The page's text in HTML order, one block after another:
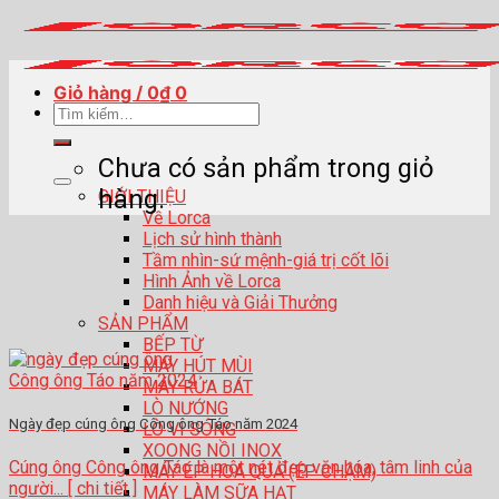
content
Tìm
kiếm:
GIỚI THIỆU
Về Lorca
Lịch sử hình thành
Tầm nhìn-sứ mệnh-giá trị cốt lõi
Hình Ảnh về Lorca
Danh hiệu và Giải Thưởng
SẢN PHẨM
BẾP TỪ
MÁY HÚT MÙI
MÁY RỬA BÁT
LÒ NƯỚNG
LÒ VI SÓNG
XOONG NỒI INOX
MÁY ÉP HOA QUẢ (ÉP CHẬM)
MÁY LÀM SỮA HẠT
Giỏ hàng / 0₫ 0
Chưa có sản phẩm trong giỏ
hàng.
Ngày đẹp cúng ông Công ông Táo năm 2024
Cúng ông Công ông Táo là một nét đẹp văn hóa, tâm linh của
người... [ chi tiết ]